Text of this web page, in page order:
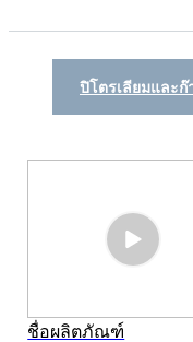
ปิโตรเลียมและก๊
ชื่อผลิตภัณฑ์